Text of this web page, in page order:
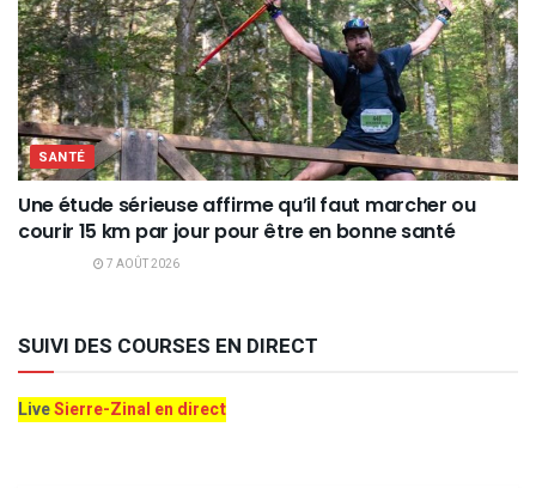
SANTÉ
Une étude sérieuse affirme qu’il faut marcher ou
courir 15 km par jour pour être en bonne santé
7 AOÛT 2026
SUIVI DES COURSES EN DIRECT
LiveSierre-Zinal en direct